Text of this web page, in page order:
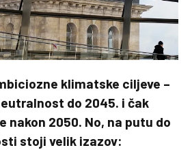
klimatske ciljeve –
do 2045. i čak
nakon 2050. No, na putu do
stoji velik izazov: